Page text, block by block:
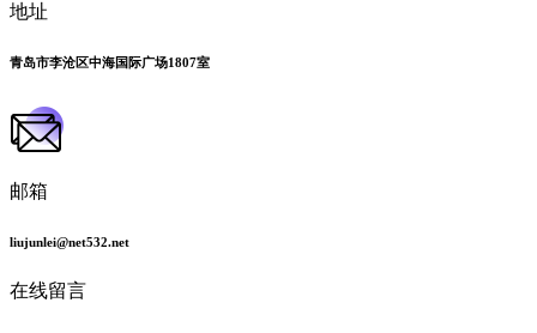
地址
青岛市李沧区中海国际广场1807室
邮箱
liujunlei@net532.net
在线留言